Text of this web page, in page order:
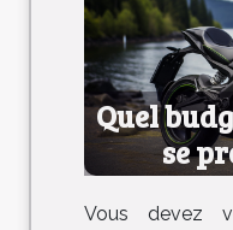
Quel
se
Vous devez